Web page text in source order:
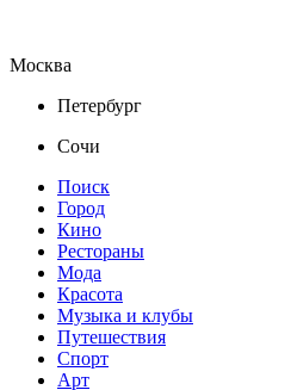
Москва
Петербург
Сочи
Поиск
Город
Кино
Рестораны
Мода
Красота
Музыка и клубы
Путешествия
Спорт
Арт